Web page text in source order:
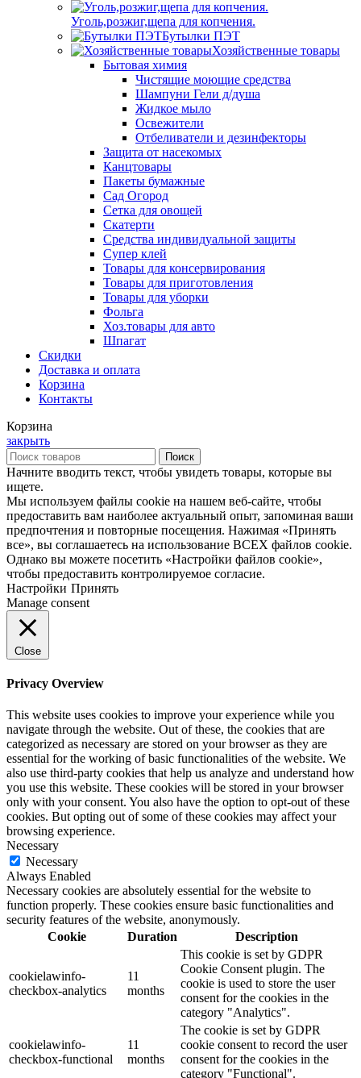
Уголь,розжиг,щепа для копчения.
Бутылки ПЭТ
Хозяйственные товары
Бытовая химия
Чистящие моющие средства
Шампуни Гели д/душа
Жидкое мыло
Освежители
Отбеливатели и дезинфекторы
Защита от насекомых
Канцтовары
Пакеты бумажные
Сад Огород
Сетка для овощей
Скатерти
Средства индивидуальной защиты
Супер клей
Товары для консервирования
Товары для приготовления
Товары для уборки
Фольга
Хоз.товары для авто
Шпагат
Скидки
Доставка и оплата
Корзина
Контакты
Корзина
закрыть
Поиск
Начните вводить текст, чтобы увидеть товары, которые вы
ищете.
Мы используем файлы cookie на нашем веб-сайте, чтобы
предоставить вам наиболее актуальный опыт, запоминая ваши
предпочтения и повторные посещения. Нажимая «Принять
все», вы соглашаетесь на использование ВСЕХ файлов cookie.
Однако вы можете посетить «Настройки файлов cookie»,
чтобы предоставить контролируемое согласие.
Настройки Принять
Manage consent
Close
Privacy Overview
This website uses cookies to improve your experience while you
navigate through the website. Out of these, the cookies that are
categorized as necessary are stored on your browser as they are
essential for the working of basic functionalities of the website. We
also use third-party cookies that help us analyze and understand how
you use this website. These cookies will be stored in your browser
only with your consent. You also have the option to opt-out of these
cookies. But opting out of some of these cookies may affect your
browsing experience.
Necessary
Necessary
Always Enabled
Necessary cookies are absolutely essential for the website to
function properly. These cookies ensure basic functionalities and
security features of the website, anonymously.
Cookie
Duration Description
cookielawinfo-
checkbox-analytics
11
months
This cookie is set by GDPR
Cookie Consent plugin. The
cookie is used to store the user
consent for the cookies in the
category "Analytics".
cookielawinfo-
checkbox-functional
11
months
The cookie is set by GDPR
cookie consent to record the user
consent for the cookies in the
category "Functional".